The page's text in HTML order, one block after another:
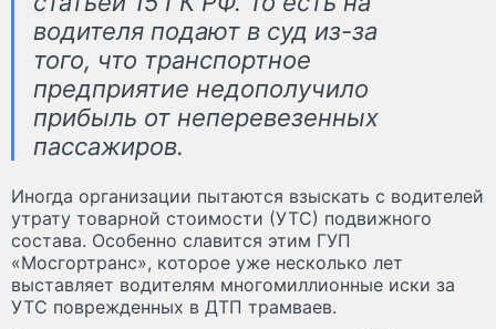
водителя подают в суд из-за
того, что транспортное
предприятие недополучило
прибыль от неперевезенных
пассажиров.
Иногда организации пытаются взыскать с водителей
утрату товарной стоимости (УТС) подвижного
состава. Особенно славится этим ГУП
«Мосгортранс», которое уже несколько лет
выставляет водителям многомиллионные иски за
УТС поврежденных в ДТП трамваев.